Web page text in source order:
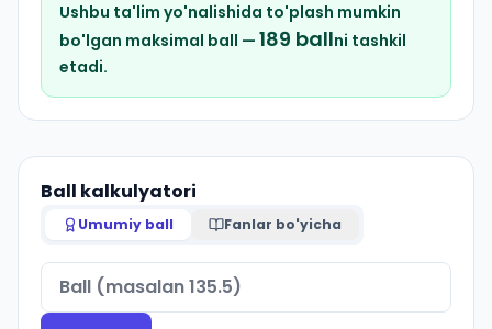
Ushbu ta'lim yo'nalishida to'plash mumkin
bo'lgan maksimal ball — 189 ballni tashkil
etadi.
Ball kalkulyatori
Umumiy ball Fanlar bo'yicha